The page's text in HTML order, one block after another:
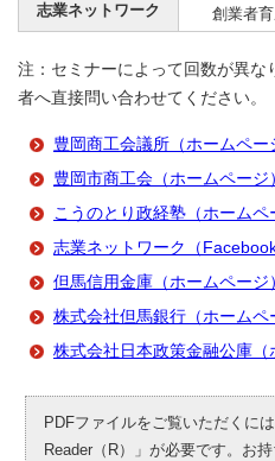
志業ネットワーク
創業者
注：セミナーによって回数が異な
者へ直接問い合わせてください。
豊岡商工会議所（ホームペー
豊岡市商工会（ホームページ
こうのとり政経塾（ホームペ
志業ネットワーク（Facebook
但馬信用金庫（ホームページ
株式会社但馬銀行（ホームペ
株式会社日本政策金融公庫（
PDFファイルをご覧いただくには
Reader（R）」が必要です。お